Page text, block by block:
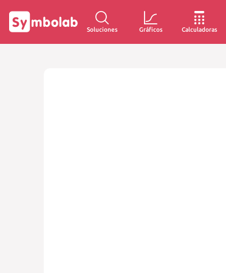
Soluciones Gráficos Calculadoras